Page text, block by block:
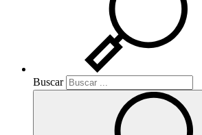
Buscar